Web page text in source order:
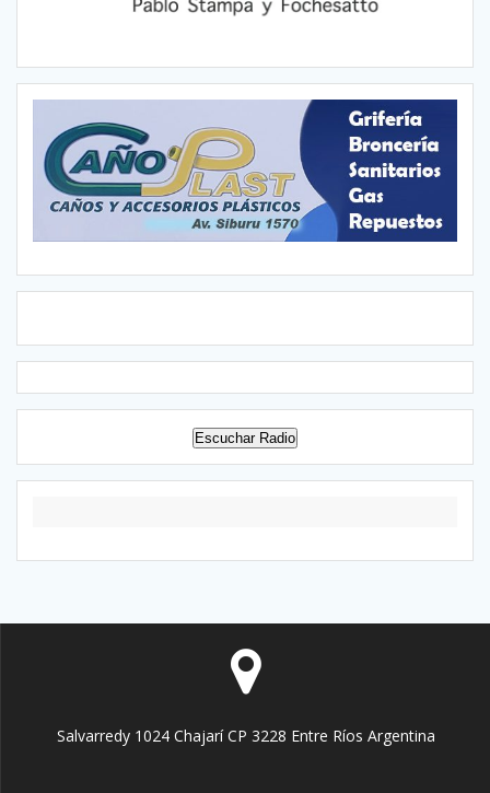
Escuchar Radio
Salvarredy 1024 Chajarí CP 3228 Entre Ríos Argentina